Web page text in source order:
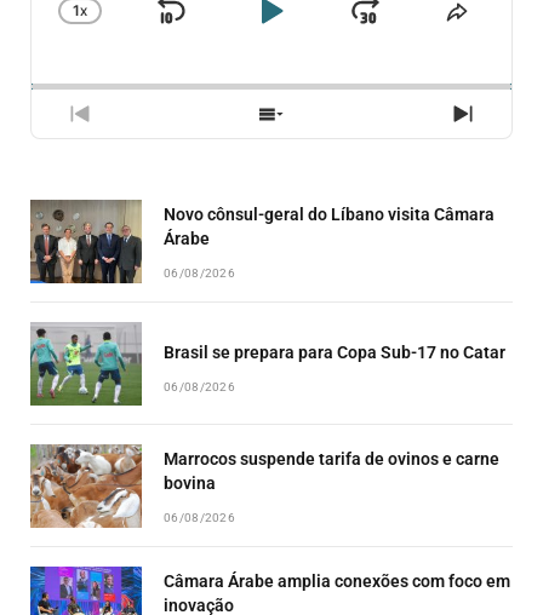
CHANGE
1X
SKIP
PLAYJUMP
PREVIOUS
EPISODE
SHOW
EPISODES
NEXT
Novo cônsul-geral do Líbano visita Câmara
Árabe
06/08/2026
Brasil se prepara para Copa Sub-17 no Catar
06/08/2026
Marrocos suspende tarifa de ovinos e carne
bovina
06/08/2026
Câmara Árabe amplia conexões com foco em
inovação